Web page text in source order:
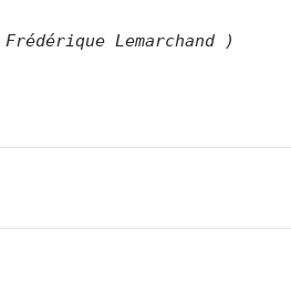
Lemarchand )